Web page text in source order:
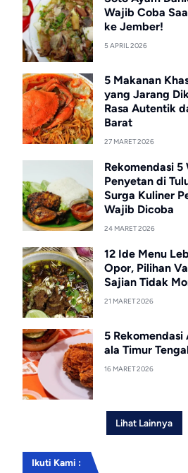
Wajib Coba
ke Jember!
5 APRIL 2026
5 Makanan
yang Jarang
Rasa Autentik
Barat
27 MARET 2026
Rekomendasi 5
Penyetan di
Surga Kuliner
Wajib Dicoba
24 MARET 2026
12 Ide Menu
Opor, Pilihan
Sajian Tidak
21 MARET 2026
5 Rekomendasi
ala Timur
16 MARET 2026
Lihat Lainnya
Ikuti Kami :